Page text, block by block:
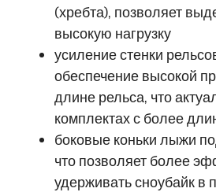
(хребта), позволяет
высокую нагрузку
усиление стенки
обеспечение высокой
длине рельса, что
комплектах с более
боковые коньки лыжи
что позволяет более
удерживать сноубайк в